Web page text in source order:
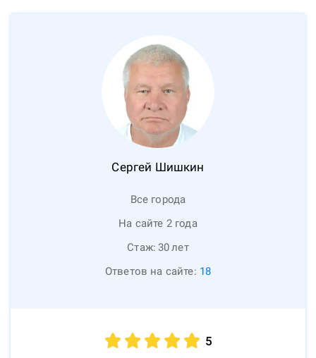
Сергей Шишкин
Все города
На сайте 2 года
Стаж: 30лет
Ответов на сайте: 18
5